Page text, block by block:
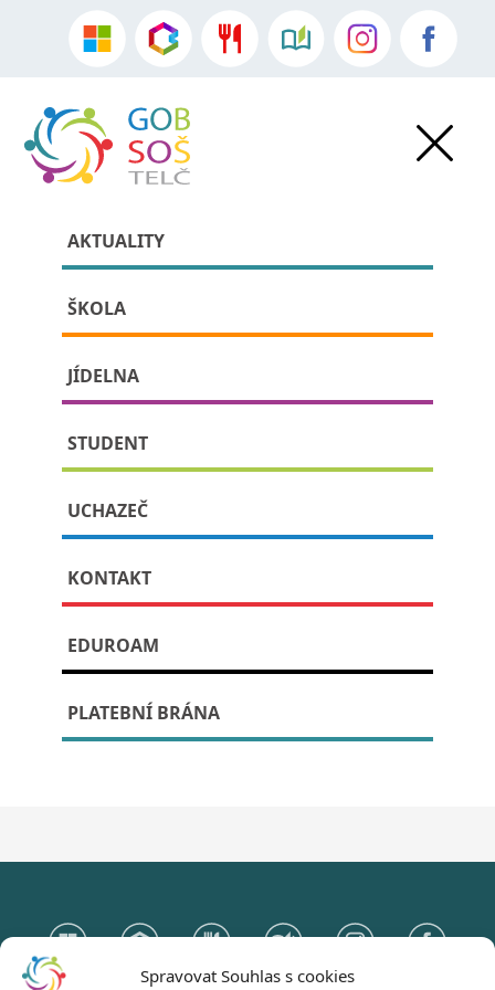
Spravovat Souhlas s cookies
AKTUALITY
ŠKOLA
JÍDELNA
STUDENT
UCHAZEČ
KONTAKT
EDUROAM
PLATEBNÍ BRÁNA
»Aktuality
Přijímací zkoušky nanečisto –
sobota 24. 1. 2026
Publikováno: 10. ledna, 2026
Základní pokyny pro účastníky najdete na stránce
Přijímací zkoušky nanečisto